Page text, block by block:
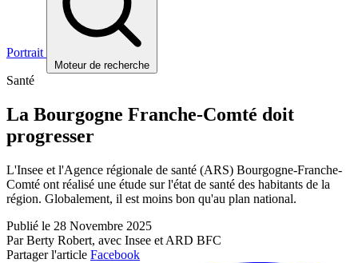
Portrait
Moteur de recherche
Santé
La Bourgogne Franche-Comté doit
progresser
L'Insee et l'Agence régionale de santé (ARS) Bourgogne-Franche-
Comté ont réalisé une étude sur l'état de santé des habitants de la
région. Globalement, il est moins bon qu'au plan national.
Publié le 28 Novembre 2025
Par Berty Robert, avec Insee et ARD BFC
Partager l'article Facebook